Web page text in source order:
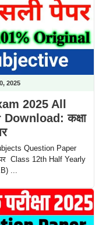
2025
2025 All
कक्षा
Question Paper
पेपर Class 12th Half Yearly
...